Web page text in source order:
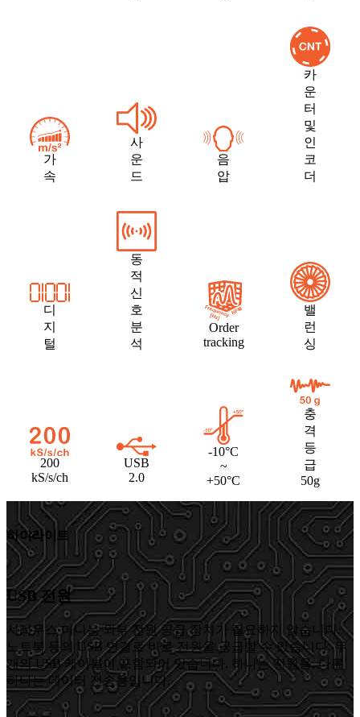
가
속
사
운
드
음
압
카
운
터
및
인
코
더
디
지
털
동
적
신
호
분
석
Order
tracking
밸
런
싱
200
kS/s/ch
USB
2.0
-10°C
~
+50°C
충
격
등
급
50g
하이라이트
USB 전원
시리우스 미니는 외부 전원 공급 장치가 필요하지 않습니다.
노트북 등의 USB 연결로 바로 전원을 공급할 수 있습니다. 두
개의 USB 케이블이 포함되어 있습니다. 하나는 전원용, 다른
하나는 데이터 전송용입니다.